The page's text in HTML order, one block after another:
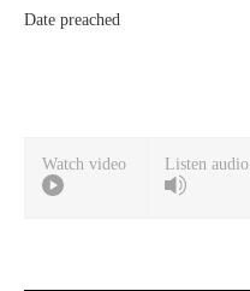
Date preached
Watch video Listen audio